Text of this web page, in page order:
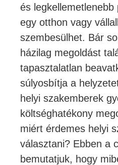
és legkellemetlenebb
egy otthon vagy
szembesülhet. Bár
házilag megoldást
tapasztalatlan
súlyosbítja a
helyi szakemberek
költséghatékony
miért érdemes helyi
választani? Ebben a
bemutatjuk, hogy